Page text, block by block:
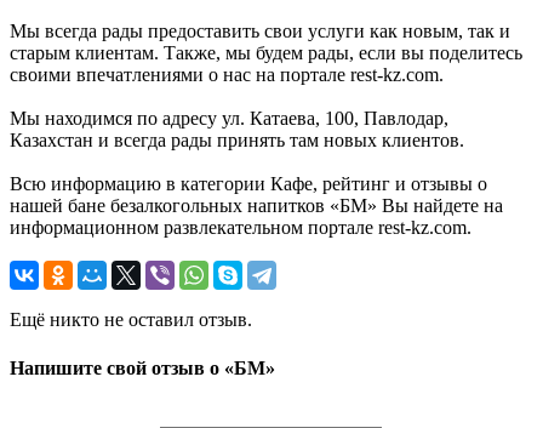
Мы всегда рады предоставить свои услуги как новым, так и
старым клиентам. Также, мы будем рады, если вы поделитесь
своими впечатлениями о нас на портале rest-kz.com.
Мы находимся по адресу ул. Катаева, 100, Павлодар,
Казахстан и всегда рады принять там новых клиентов.
Всю информацию в категории Кафе, рейтинг и отзывы о
нашей бане безалкогольных напитков «БМ» Вы найдете на
информационном развлекательном портале rest-kz.com.
Ещё никто не оставил отзыв.
Напишите свой отзыв о «БМ»